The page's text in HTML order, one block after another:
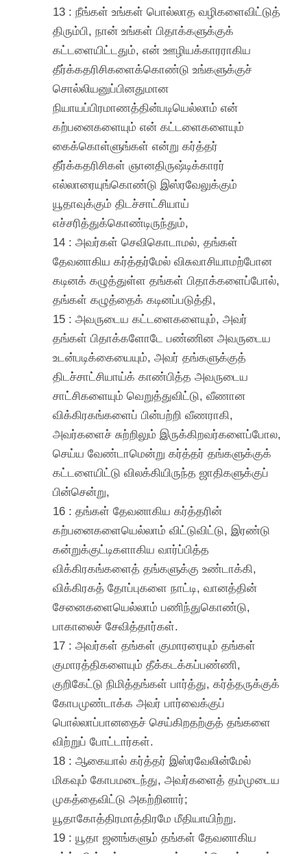
13 : நீங்கள் உங்கள் பொல்லாத வழிகளைவிட்டுத்
திரும்பி, நான் உங்கள் பிதாக்களுக்குக்
கட்டளையிட்டதும், என் ஊழியக்காரராகிய
தீர்க்கதரிசிகளைக்கொண்டு உங்களுக்குச்
சொல்லியனுப்பினதுமான
நியாயப்பிரமாணத்தின்படியெல்லாம் என்
கற்பனைகளையும் என் கட்டளைகளையும்
கைக்கொள்ளுங்கள் என்று கர்த்தர்
தீர்க்கதரிசிகள் ஞானதிருஷ்டிக்காரர்
எல்லாரையுங்கொண்டு இஸ்ரவேலுக்கும்
யூதாவுக்கும் திடச்சாட்சியாய்
எச்சரித்துக்கொண்டிருந்தும்,
14 : அவர்கள் செவிகொடாமல், தங்கள்
தேவனாகிய கர்த்தர்மேல் விசுவாசியாமற்போன
கடினக் கழுத்துள்ள தங்கள் பிதாக்களைப்போல்,
தங்கள் கழுத்தைக் கடினப்படுத்தி,
15 : அவருடைய கட்டளைகளையும், அவர்
தங்கள் பிதாக்களோடே பண்ணின அவருடைய
உடன்படிக்கையையும், அவர் தங்களுக்குத்
திடச்சாட்சியாய்க் காண்பித்த அவருடைய
சாட்சிகளையும் வெறுத்துவிட்டு, வீணான
விக்கிரகங்களைப் பின்பற்றி வீணராகி,
அவர்களைச் சுற்றிலும் இருக்கிறவர்களைப்போல,
செய்ய வேண்டாமென்று கர்த்தர் தங்களுக்குக்
கட்டளையிட்டு விலக்கியிருந்த ஜாதிகளுக்குப்
பின்சென்று,
16 : தங்கள் தேவனாகிய கர்த்தரின்
கற்பனைகளையெல்லாம் விட்டுவிட்டு, இரண்டு
கன்றுக்குட்டிகளாகிய வார்ப்பித்த
விக்கிரகங்களைத் தங்களுக்கு உண்டாக்கி,
விக்கிரகத் தோப்புகளை நாட்டி, வானத்தின்
சேனைகளையெல்லாம் பணிந்துகொண்டு,
பாகாலைச் சேவித்தார்கள்.
17 : அவர்கள் தங்கள் குமாரரையும் தங்கள்
குமாரத்திகளையும் தீக்கடக்கப்பண்ணி,
குறிகேட்டு நிமித்தங்கள் பார்த்து, கர்த்தருக்குக்
கோபமுண்டாக்க அவர் பார்வைக்குப்
பொல்லாப்பானதைச் செய்கிறதற்குத் தங்களை
விற்றுப் போட்டார்கள்.
18 : ஆகையால் கர்த்தர் இஸ்ரவேலின்மேல்
மிகவும் கோபமடைந்து, அவர்களைத் தம்முடைய
முகத்தைவிட்டு அகற்றினார்;
யூதாகோத்திரமாத்திரமே மீதியாயிற்று.
19 : யூதா ஜனங்களும் தங்கள் தேவனாகிய